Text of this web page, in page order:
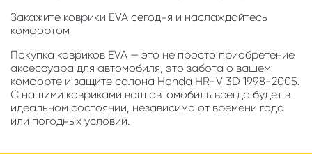
Закажите коврики EVA сегодня и наслаждайтесь
комфортом
Покупка ковриков EVA — это не просто приобретение
аксессуара для автомобиля, это забота о вашем
комфорте и защите салона Honda HR-V 3D 1998-2005.
С нашими ковриками ваш автомобиль всегда будет в
идеальном состоянии, независимо от времени года
или погодных условий.